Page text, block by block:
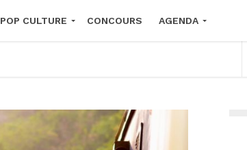
POP CULTURE CONCOURS AGENDA